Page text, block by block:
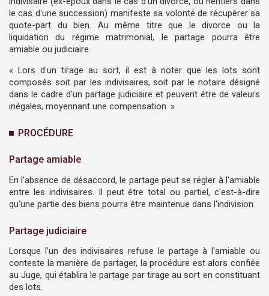
le cas d'une succession) manifeste sa volonté de récupérer sa
quote-part du bien. Au même titre que le divorce ou la
liquidation du régime matrimonial, le partage pourra être
amiable ou judiciaire.
« Lors d'un tirage au sort, il est à noter que les lots sont
composés soit par les indivisaires, soit par le notaire désigné
dans le cadre d'un partage judiciaire et peuvent être de valeurs
inégales, moyennant une compensation. »
PROCÉDURE
Partage amiable
En l'absence de désaccord, le partage peut se régler à l'amiable
entre les indivisaires. Il peut être total ou partiel, c'est-à-dire
qu'une partie des biens pourra être maintenue dans l'indivision.
Partage judiciaire
Lorsque l'un des indivisaires refuse le partage à l'amiable ou
conteste la manière de partager, la procédure est alors confiée
au Juge, qui établira le partage par tirage au sort en constituant
des lots.